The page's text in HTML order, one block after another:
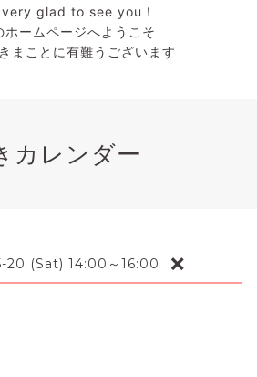
glad to see you！
ホームページへようこそ
まことに有難うございます
カレンダー
20 (Sat) 14:00～16:00 ❌